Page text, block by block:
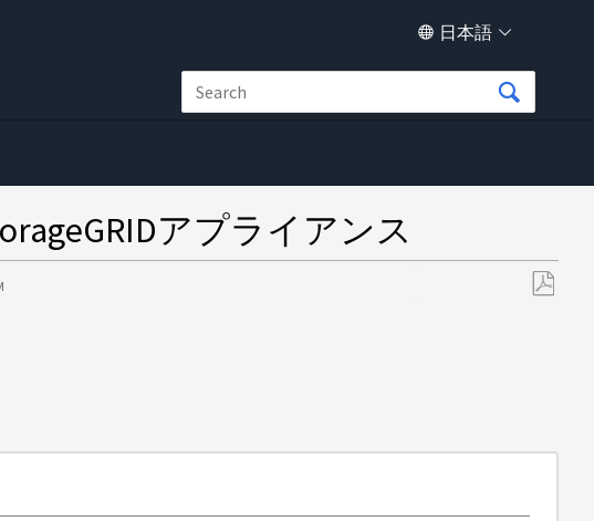
日本語
アプライアンス